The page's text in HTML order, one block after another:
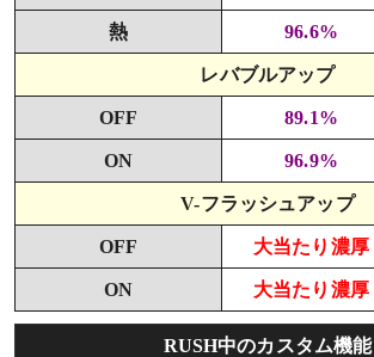
熱 96.6%
レバブルアップ
OFF 89.1%
ON 96.9%
V-フラッシュアップ
OFF 大当たり濃厚
ON 大当たり濃厚
RUSH中のカスタム機能